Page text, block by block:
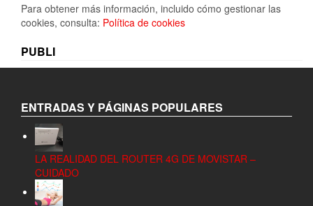
Para obtener más información, incluido cómo gestionar las
cookies, consulta: Política de cookies
PUBLI
ENTRADAS Y PÁGINAS POPULARES
LA REALIDAD DEL ROUTER 4G DE MOVISTAR –
CUIDADO